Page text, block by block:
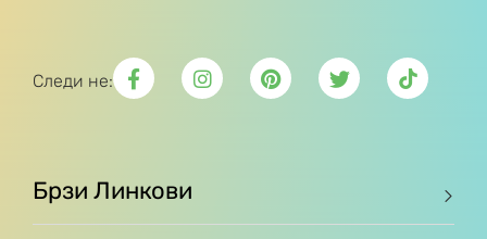
Следи не:
Брзи Линкови